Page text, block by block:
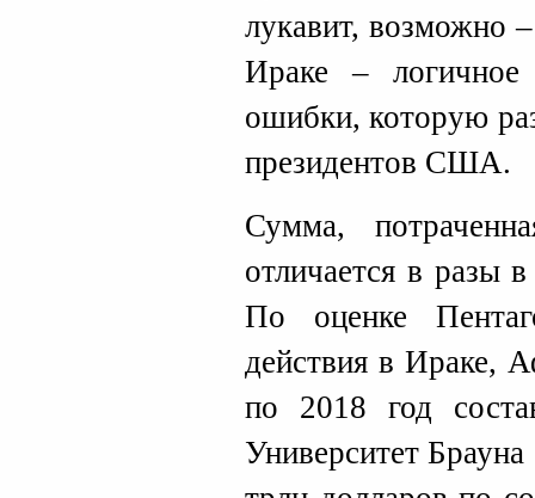
лукавит, возможно
Ираке – логичное
ошибки, которую
президентов США.
Сумма,
отличается в разы
По оценке
действия в Ираке,
по 2018 год
Университет Брауна